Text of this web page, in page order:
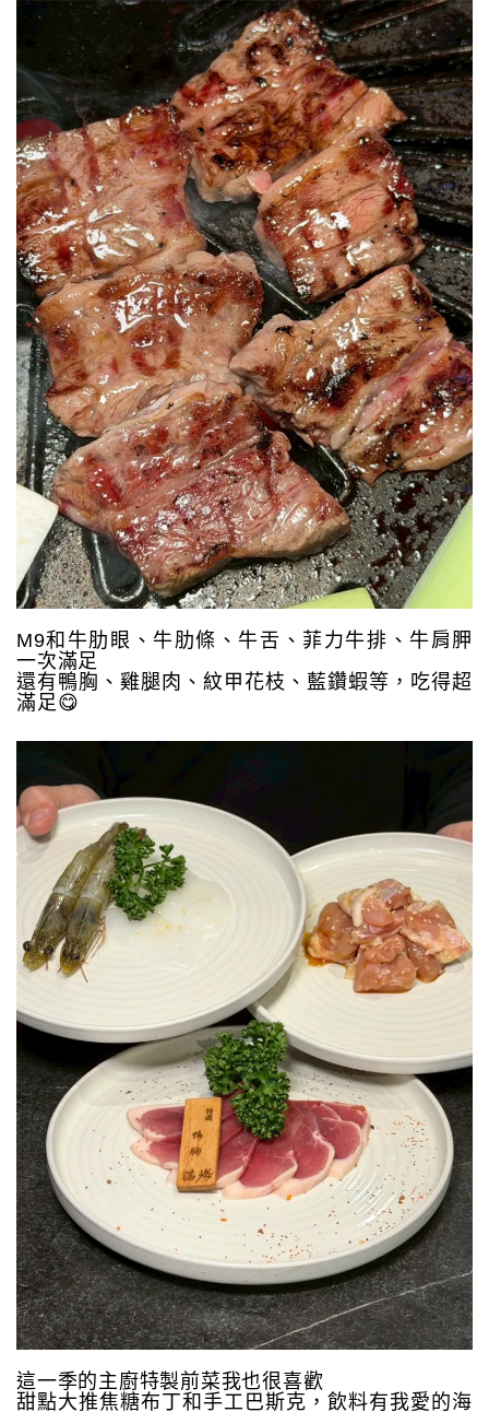
M9和牛肋眼、牛肋條、牛舌、菲力牛排、牛肩胛
一次滿足
還有鴨胸、雞腿肉、紋甲花枝、藍鑽蝦等，吃得超
滿足😋
這一季的主廚特製前菜我也很喜歡
甜點大推焦糖布丁和手工巴斯克，飲料有我愛的海